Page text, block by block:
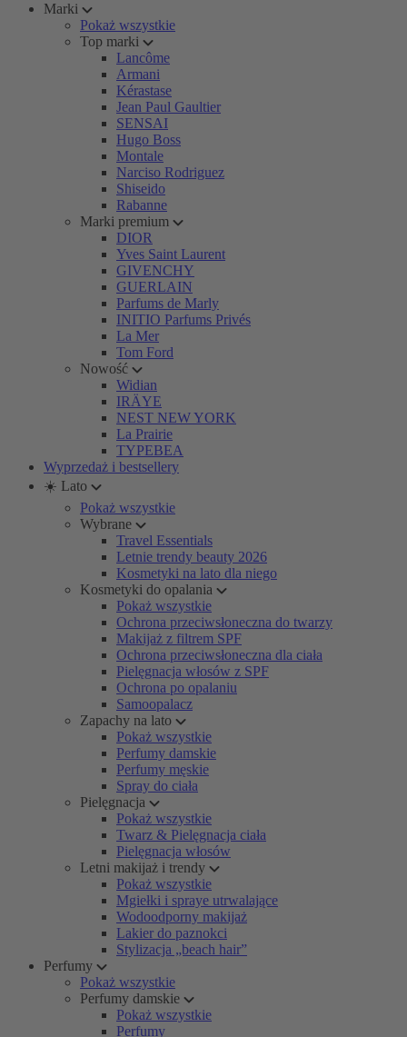
Marki
Pokaż wszystkie
Top marki
Lancôme
Armani
Kérastase
Jean Paul Gaultier
SENSAI
Hugo Boss
Montale
Narciso Rodriguez
Shiseido
Rabanne
Marki premium
DIOR
Yves Saint Laurent
GIVENCHY
GUERLAIN
Parfums de Marly
INITIO Parfums Privés
La Mer
Tom Ford
Nowość
Widian
IRÄYE
NEST NEW YORK
La Prairie
TYPEBEA
Wyprzedaż i bestsellery
☀️ Lato
Pokaż wszystkie
Wybrane
Travel Essentials
Letnie trendy beauty 2026
Kosmetyki na lato dla niego
Kosmetyki do opalania
Pokaż wszystkie
Ochrona przeciwsłoneczna do twarzy
Makijaż z filtrem SPF
Ochrona przeciwsłoneczna dla ciała
Pielęgnacja włosów z SPF
Ochrona po opalaniu
Samoopalacz
Zapachy na lato
Pokaż wszystkie
Perfumy damskie
Perfumy męskie
Spray do ciała
Pielęgnacja
Pokaż wszystkie
Twarz & Pielęgnacja ciała
Pielęgnacja włosów
Letni makijaż i trendy
Pokaż wszystkie
Mgiełki i spraye utrwalające
Wodoodporny makijaż
Lakier do paznokci
Stylizacja „beach hair”
Perfumy
Pokaż wszystkie
Perfumy damskie
Pokaż wszystkie
Perfumy